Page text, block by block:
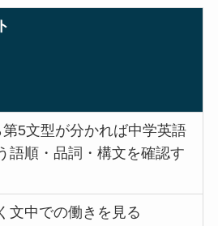
5文型が分かれば中学英語
語順・品詞・構文を確認す
文中での働きを見る